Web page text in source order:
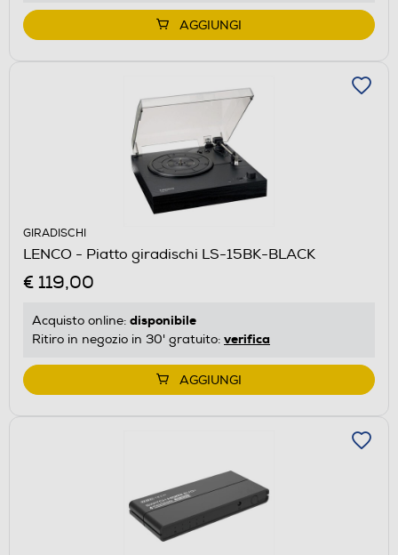
AGGIUNGI
GIRADISCHI
LENCO - Piatto giradischi LS-15BK-BLACK
€ 119,00
Acquisto online: disponibile
Ritiro in negozio in 30' gratuito: verifica
AGGIUNGI